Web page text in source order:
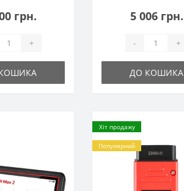
грн.
+
5 006 грн.
- +
ДО КОШИКА
Хіт продажу
Популярний